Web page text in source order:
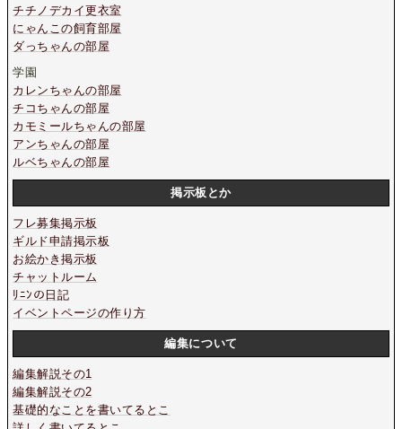
チチノデカイ更衣室
にゃんこの飼育部屋
ダっちゃんの部屋
学園
カレンちゃんの部屋
チコちゃんの部屋
カモミールちゃんの部屋
アンちゃんの部屋
ルベちゃんの部屋
掲示板とか
フレ募集掲示板
ギルド申請掲示板
お絵かき掲示板
チャットルーム
ﾘﾆﾝの日記
イベントページの作り方
編集について
編集解説その1
編集解説その2
基礎的なことを書いてるとこ